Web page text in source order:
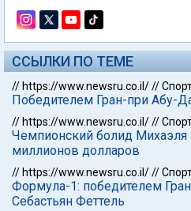
ССЫЛКИ ПО ТЕМЕ
// https://www.newsru.co.il///
Победителем Гран-при Абу-
// https://www.newsru.co.il///
Чемпионский болид Михаэля
миллионов долларов
// https://www.newsru.co.il///
Формула-1: победителем
Себастьян Феттель